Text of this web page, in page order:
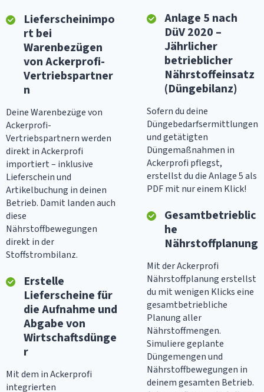
Lieferscheinimpo
rt bei
Warenbezügen
von Ackerprofi-
Vertriebspartner
n
Deine Warenbezüge von
Ackerprofi-
Vertriebspartnern werden
direkt in Ackerprofi
importiert – inklusive
Lieferschein und
Artikelbuchung in deinen
Betrieb. Damit landen auch
diese
Nährstoffbewegungen
direkt in der
Stoffstrombilanz.
Erstelle
Lieferscheine für
die Aufnahme und
Abgabe von
Wirtschaftsdünge
r
Mit dem in Ackerprofi
integrierten
Anlage 5 nach
DüV 2020 –
Jährlicher
betrieblicher
Nährstoffeinsatz
(Düngebilanz)
Sofern du deine
Düngebedarfsermittlungen
und getätigten
Düngemaßnahmen in
Ackerprofi pflegst,
erstellst du die Anlage 5 als
PDF mit nur einem Klick!
Gesamtbetrieblic
he
Nährstoffplanung
Mit der Ackerprofi
Nährstoffplanung erstellst
du mit wenigen Klicks eine
gesamtbetriebliche
Planung aller
Nährstoffmengen.
Simuliere geplante
Düngemengen und
Nährstoffbewegungen in
deinem gesamten Betrieb.